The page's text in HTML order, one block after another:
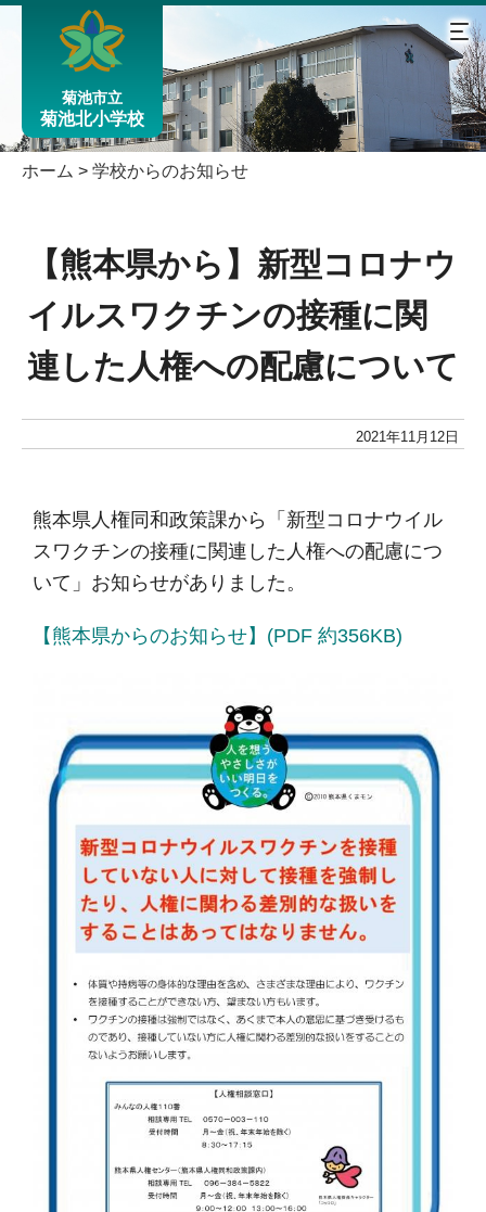
菊池市立
菊池北小学校
ホーム > 学校からのお知らせ
【熊本県から】新型コロナウ
イルスワクチンの接種に関
連した人権への配慮について
2021年11月12日
熊本県人権同和政策課から「新型コロナウイル
スワクチンの接種に関連した人権への配慮につ
いて」お知らせがありました。
【熊本県からのお知らせ】(PDF 約356KB)